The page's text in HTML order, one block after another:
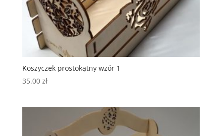
Koszyczek prostokątny wzór 1
35.00 zł